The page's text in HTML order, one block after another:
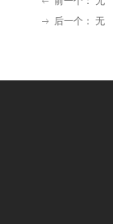
ꁹ 后一个： 无